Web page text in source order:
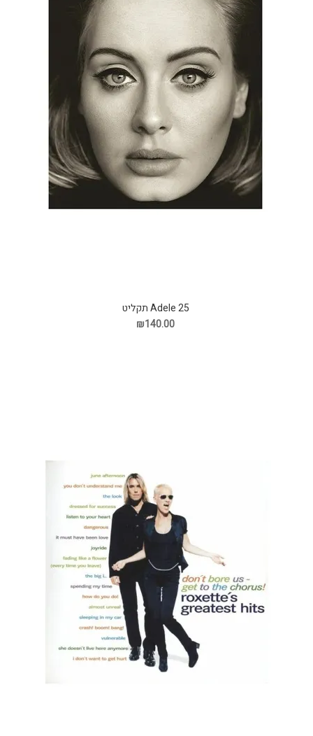
Adele 25 תקליט
₪140.00